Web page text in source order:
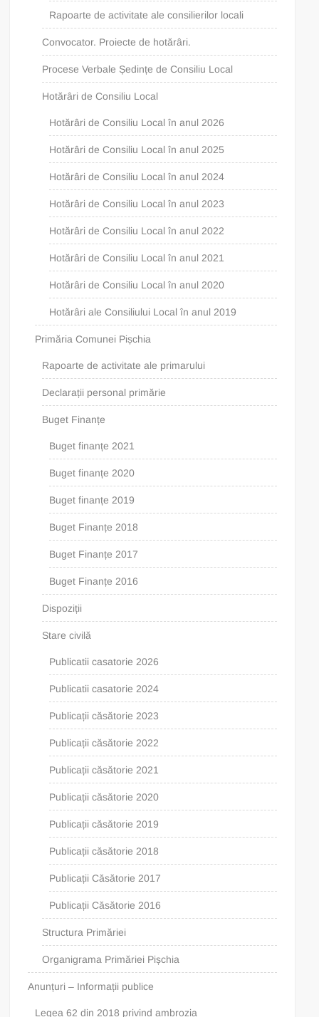
Rapoarte de activitate ale consilierilor locali
Convocator. Proiecte de hotărâri.
Procese Verbale Ședințe de Consiliu Local
Hotărâri de Consiliu Local
Hotărâri de Consiliu Local în anul 2026
Hotărâri de Consiliu Local în anul 2025
Hotărâri de Consiliu Local în anul 2024
Hotărâri de Consiliu Local în anul 2023
Hotărâri de Consiliu Local în anul 2022
Hotărâri de Consiliu Local în anul 2021
Hotărâri de Consiliu Local în anul 2020
Hotărâri ale Consiliului Local în anul 2019
Primăria Comunei Pișchia
Rapoarte de activitate ale primarului
Declarații personal primărie
Buget Finanțe
Buget finanțe 2021
Buget finanțe 2020
Buget finanțe 2019
Buget Finanțe 2018
Buget Finanțe 2017
Buget Finanțe 2016
Dispoziții
Stare civilă
Publicatii casatorie 2026
Publicatii casatorie 2024
Publicații căsătorie 2023
Publicații căsătorie 2022
Publicații căsătorie 2021
Publicații căsătorie 2020
Publicații căsătorie 2019
Publicații căsătorie 2018
Publicații Căsătorie 2017
Publicații Căsătorie 2016
Structura Primăriei
Organigrama Primăriei Pișchia
Anunțuri – Informații publice
Legea 62 din 2018 privind ambrozia